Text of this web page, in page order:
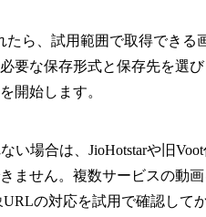
たら、試用範囲で取得できる
要な保存形式と保存先を選
開始します。
い場合は、JioHotstarや旧Voot
ません。複数サービスの動
の対応を試用で確認して